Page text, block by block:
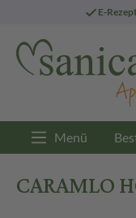
E-
Menü
CARAMLO